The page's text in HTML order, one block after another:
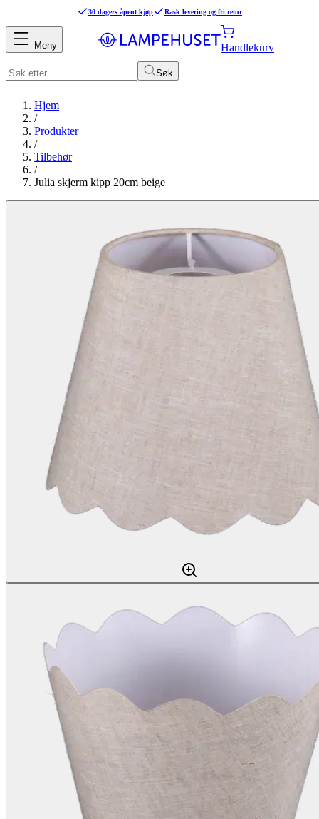
30 dagers åpent kjøp Rask levering og fri retur
Søk
Handlekurv
Meny
Hjem
/
Produkter
/
Tilbehør
/
Julia skjerm kipp 20cm beige